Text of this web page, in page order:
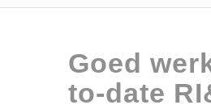
Goed
to-date